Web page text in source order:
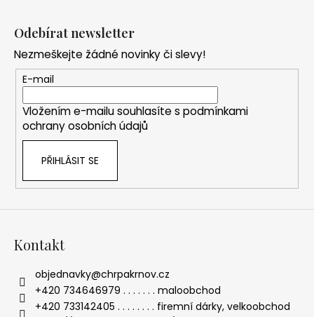
a
c
í
p
r
ý
p
Odebírat newsletter
Nezmeškejte žádné novinky či slevy!
E-mail
Vložením e-mailu souhlasíte s podmínkami
ochrany osobních údajů
PŘIHLÁSIT SE
Kontakt
objednavky@chrpakrnov.cz
+420 734646979 . . . . . . . maloobchod
+420 733142405 . . . . . . . . firemní dárky, velkoobchod